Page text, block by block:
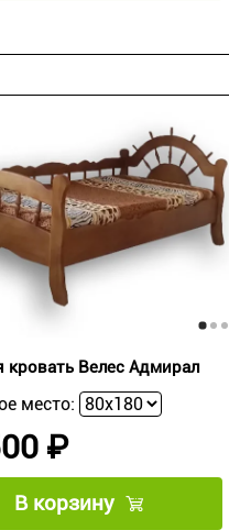
кровать Велес Адмирал
место:
₽
В корзину